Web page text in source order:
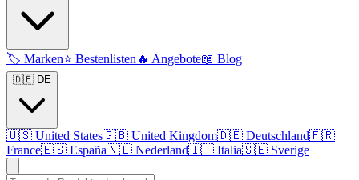
🏷️ Marken⭐ Bestenlisten 🔥 Angebote📖 Blog
🇩🇪 DE
🇺🇸 United States🇬🇧 United Kingdom🇩🇪 Deutschland🇫🇷
France🇪🇸 España🇳🇱 Nederland🇮🇹 Italia🇸🇪 Sverige